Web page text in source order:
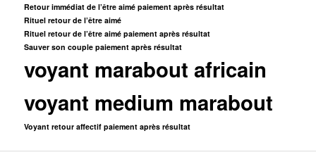
Retour immédiat de l’être aimé paiement après résultat
Rituel retour de l’être aimé
Rituel retour de l’être aimé paiement après résultat
Sauver son couple paiement après résultat
voyant marabout africain
voyant medium marabout
Voyant retour affectif paiement après résultat